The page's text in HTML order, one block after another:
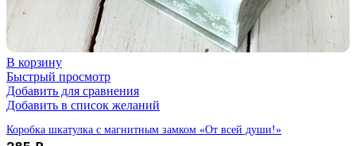
В корзину
Быстрый просмотр
Добавить для сравнения
Добавить в список желаний
Коробка шкатулка с магнитным замком «От всей души!»